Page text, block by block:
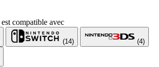
compatible avec
(14) (4)